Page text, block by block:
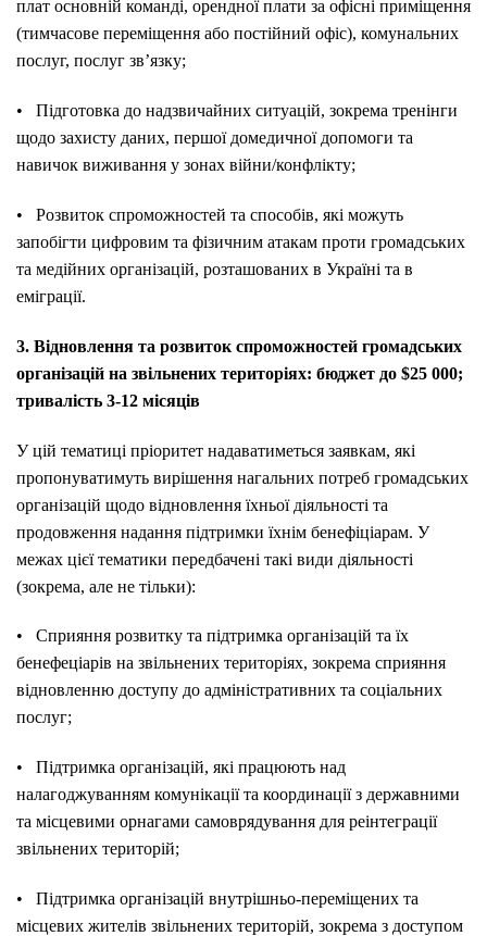
плат основній команді, орендної плати за офісні приміщення
(тимчасове переміщення або постійний офіс), комунальних
послуг, послуг зв’язку;
• Підготовка до надзвичайних ситуацій, зокрема тренінги
щодо захисту даних, першої домедичної допомоги та
навичок виживання у зонах війни/конфлікту;
• Розвиток спроможностей та способів, які можуть
запобігти цифровим та фізичним атакам проти громадських
та медійних організацій, розташованих в Україні та в
еміграції.
3. Відновлення та розвиток спроможностей громадських
організацій на звільнених територіях: бюджет до $25 000;
тривалість 3-12 місяців
У цій тематиці пріоритет надаватиметься заявкам, які
пропонуватимуть вирішення нагальних потреб громадських
організацій щодо відновлення їхньої діяльності та
продовження надання підтримки їхнім бенефіціарам. У
межах цієї тематики передбачені такі види діяльності
(зокрема, але не тільки):
• Сприяння розвитку та підтримка організацій та їх
бенефеціарів на звільнених територіях, зокрема сприяння
відновленню доступу до адміністративних та соціальних
послуг;
• Підтримка організацій, які працюють над
налагоджуванням комунікації та координації з державними
та місцевими орнагами самоврядування для реінтеграції
звільнених територій;
• Підтримка організацій внутрішньо-переміщених та
місцевих жителів звільнених територій, зокрема з доступом